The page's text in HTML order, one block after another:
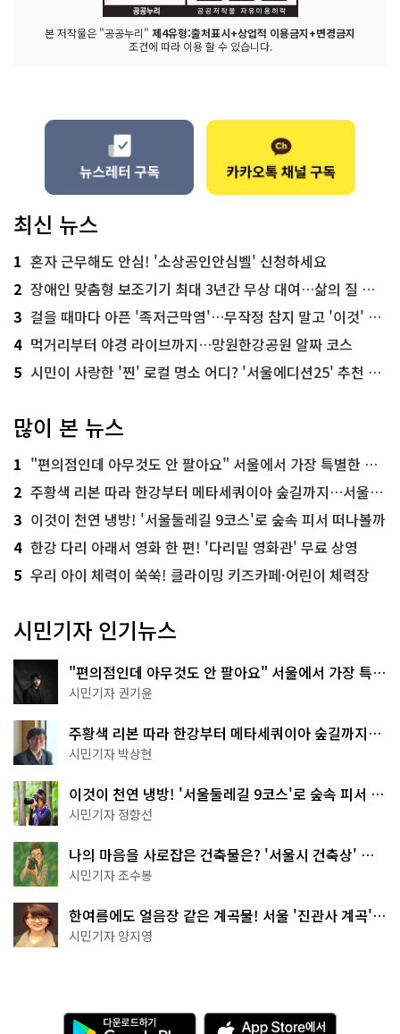
본 저작물은 "공공누리" 제4유형:출처표시+상업적 이용금지+변경금지
조건에 따라 이용 할 수 있습니다.
최신 뉴스
1 혼자 근무해도 안심! '소상공인안심벨' 신청하세요
2 장애인 맞춤형 보조기기 최대 3년간 무상 대여…삶의 질 높인다
3 걸을 때마다 아픈 '족저근막염'…무작정 참지 말고 '이것' 해보세요!
4 먹거리부터 야경 라이브까지…망원한강공원 알짜 코스
5 시민이 사랑한 '찐' 로컬 명소 어디? '서울에디션25' 추천 코스
많이 본 뉴스
1 "편의점인데 아무것도 안 팔아요" 서울에서 가장 특별한 편의점의 정체
2 주황색 리본 따라 한강부터 메타세쿼이아 숲길까지…서울둘레길 15코스
3 이것이 천연 냉방! '서울둘레길 9코스'로 숲속 피서 떠나볼까
4 한강 다리 아래서 영화 한 편! '다리밑 영화관' 무료 상영
5 우리 아이 체력이 쑥쑥! 클라이밍 키즈카페·어린이 체력장
시민기자 인기뉴스
"편의점인데 아무것도 안 팔아요" 서울에서 가장 특별
한 편의점의 정체
시민기자 권기윤
주황색 리본 따라 한강부터 메타세쿼이아 숲길까지…
서울둘레길 15코스
시민기자 박상현
이것이 천연 냉방! '서울둘레길 9코스'로 숲속 피서 떠
나볼까
시민기자 정향선
나의 마음을 사로잡은 건축물은? '서울시 건축상' 수
상작 공개!
시민기자 조수봉
한여름에도 얼음장 같은 계곡물! 서울 '진관사 계곡'이
천국이네~
시민기자 양지영
다 A